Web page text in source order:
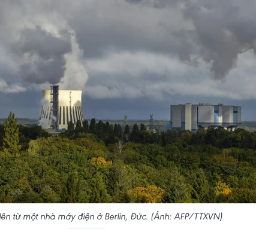
từ một nhà máy điện ở Berlin, Đức. (Ảnh: AFP/TTXVN)